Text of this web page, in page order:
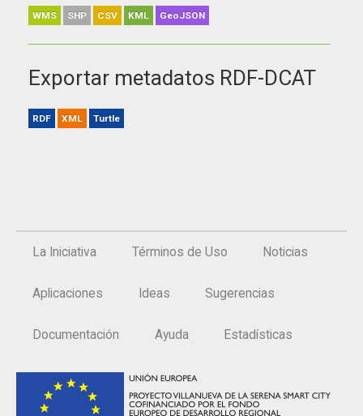
WMS SHP CSV KML GeoJSON
Exportar metadatos RDF-DCAT
RDF XML Turtle
La Iniciativa Términos de Uso Noticias
Aplicaciones Ideas Sugerencias
Documentación Ayuda Estadísticas